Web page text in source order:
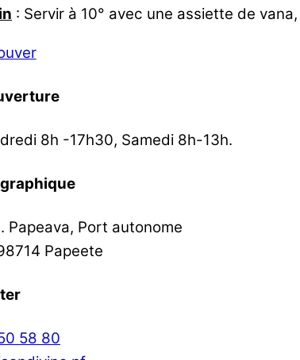
: Servir à 10° avec une assiette de
8h -17h30, Samedi 8h-13h.
Papeava, Port autonome
Papeete
58 80